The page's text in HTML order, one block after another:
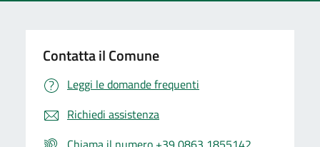
Contatta il Comune
Leggi le domande frequenti
Richiedi assistenza